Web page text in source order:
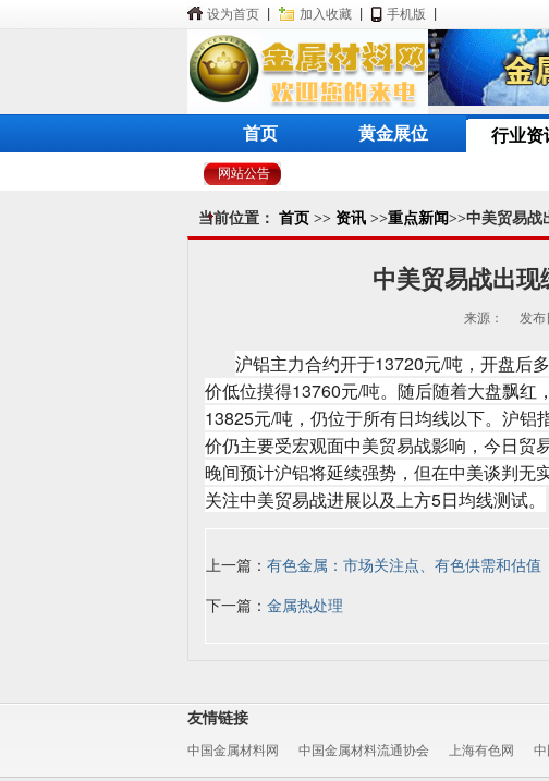
设为首页 加入收藏 手机版
首页 黄金展位 行业资
网站公告
当前位置： 首页 >> 资讯 >>重点新闻>>中美贸易战
中美贸易战出
来源： 发布
沪铝主力合约开于13720元/吨，开盘后
价低位摸得13760元/吨。随后随着大盘飘
13825元/吨，仍位于所有日均线以下。沪
价仍主要受宏观面中美贸易战影响，今日贸
晚间预计沪铝将延续强势，但在中美谈判无
关注中美贸易战进展以及上方5日均线测试。
上一篇： 有色金属：市场关注点、有色供需和估值
下一篇： 金属热处理
友情链接
中国金属材料网 中国金属材料流通协会 上海有色网 中